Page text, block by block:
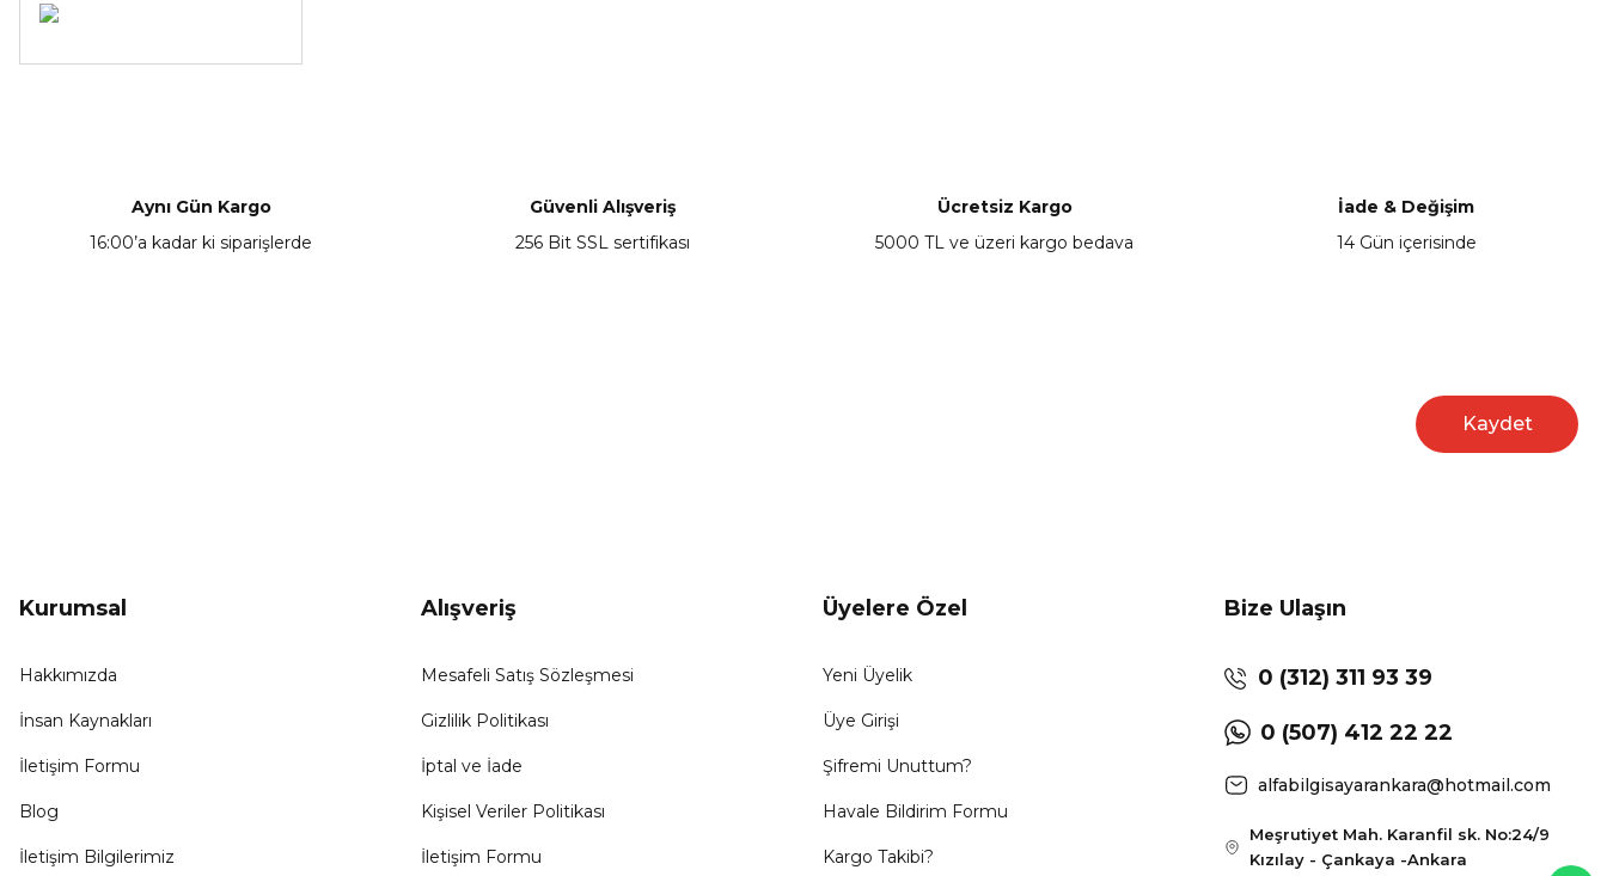
Aynı Gün Kargo
16:00’a kadar ki siparişlerde
Güvenli Alışveriş
256 Bit SSL sertifikası
Ücretsiz Kargo
5000 TL ve üzeri kargo bedava
İade & Değişim
14 Gün içerisinde
Kaydet
Kurumsal
Hakkımızda
İnsan Kaynakları
İletişim Formu
Blog
İletişim Bilgilerimiz
Alışveriş
Mesafeli Satış Sözleşmesi
Gizlilik Politikası
İptal ve İade
Kişisel Veriler Politikası
İletişim Formu
Üyelere Özel
Yeni Üyelik
Üye Girişi
Şifremi Unuttum?
Havale Bildirim Formu
Kargo Takibi?
Bize Ulaşın
0 (312) 311 93 39
0 (507) 412 22 22
alfabilgisayarankara@hotmail.com
Meşrutiyet Mah. Karanfil sk. No:24/9
Kızılay - Çankaya -Ankara